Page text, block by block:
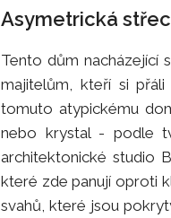
Asymetrická
Tento dům nacházející
majitelům, kteří si
tomuto atypickému
nebo krystal - podle
architektonické studio
které zde panují oproti
svahů, které jsou